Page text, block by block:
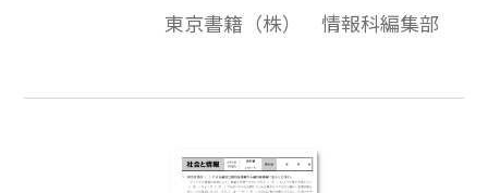
評価問題の素材として，編集加工してご利
東京書籍（株） 情報科編集部